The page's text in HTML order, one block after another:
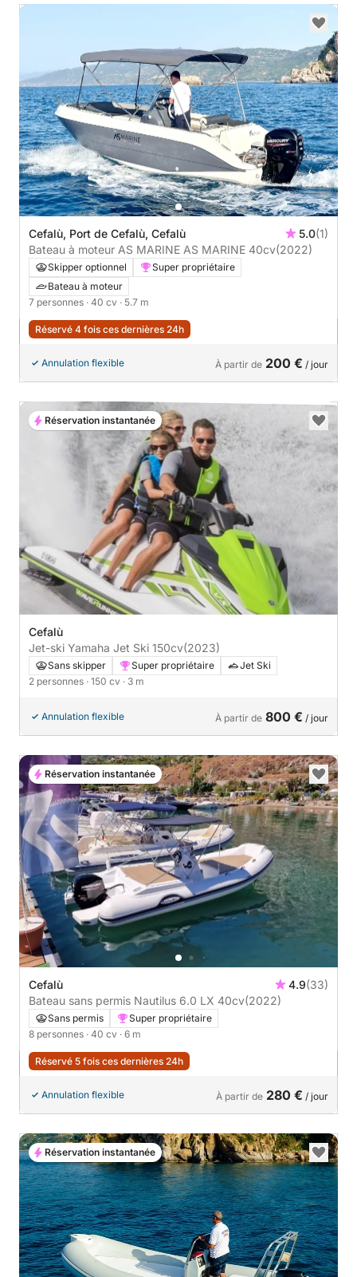
Cefalù, Port de Cefalù, Cefalù 5.0(1)
Bateau à moteur AS MARINE AS MARINE 40cv(2022)
Skipper optionnel
Super propriétaire
Bateau à moteur
7 personnes · 40 cv · 5.7 m
Réservé 4 fois ces dernières 24h
Annulation flexible À partir de 200 € / jour
Cefalù
Jet-ski Yamaha Jet Ski 150cv(2023)
Sans skipper Super propriétaire
Jet Ski
2 personnes · 150 cv · 3 m
Annulation flexible À partir de 800 € / jour
Réservation instantanée
Cefalù 4.9(33)
Bateau sans permis Nautilus 6.0 LX 40cv(2022)
Sans permis
Super propriétaire
8 personnes · 40 cv · 6 m
Réservé 5 fois ces dernières 24h
Annulation flexible À partir de 280 € / jour
Réservation instantanée
Réservation instantanée